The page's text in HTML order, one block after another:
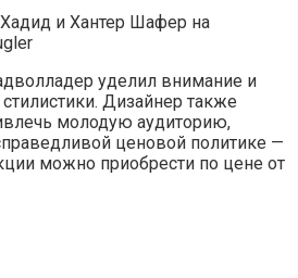
уделил внимание и
Дизайнер также
молодую аудиторию,
ценовой политике —
можно приобрести по цене от